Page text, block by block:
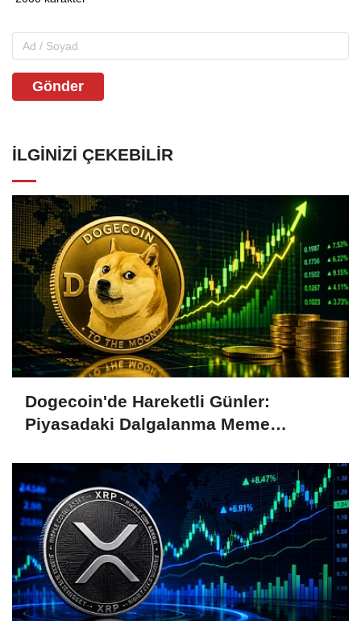
Gönder
İLGINIZI ÇEKEBILIR
Dogecoin'de Hareketli Günler:
Piyasadaki Dalgalanma Meme